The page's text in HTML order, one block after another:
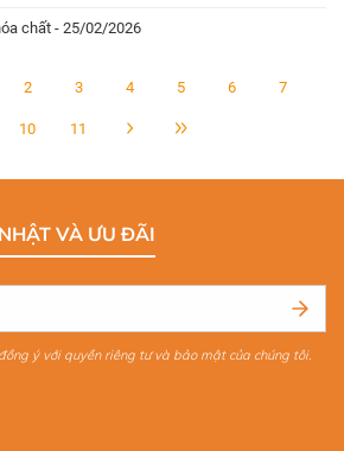
chất - 25/02/2026
2 3 4 5 6 7
10 11
VÀ ƯU ĐÃI
ý với quyền riêng tư và bảo mật của chúng tôi.